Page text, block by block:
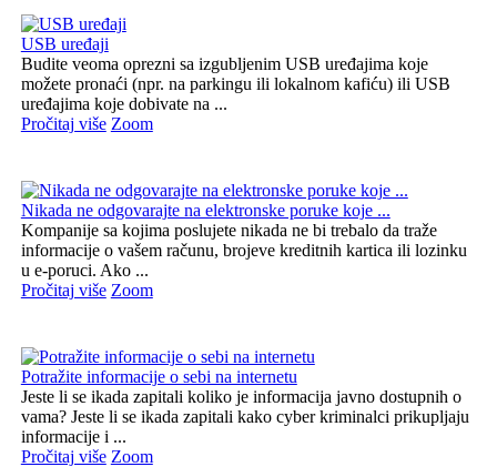
USB uređaji
Budite veoma oprezni sa izgubljenim USB uređajima koje
možete pronaći (npr. na parkingu ili lokalnom kafiću) ili USB
uređajima koje dobivate na ...
Pročitaj više Zoom
Nikada ne odgovarajte na elektronske poruke koje ...
Kompanije sa kojima poslujete nikada ne bi trebalo da traže
informacije o vašem računu, brojeve kreditnih kartica ili lozinku
u e-poruci. Ako ...
Pročitaj više Zoom
Potražite informacije o sebi na internetu
Jeste li se ikada zapitali koliko je informacija javno dostupnih o
vama? Jeste li se ikada zapitali kako cyber kriminalci prikupljaju
informacije i ...
Pročitaj više Zoom